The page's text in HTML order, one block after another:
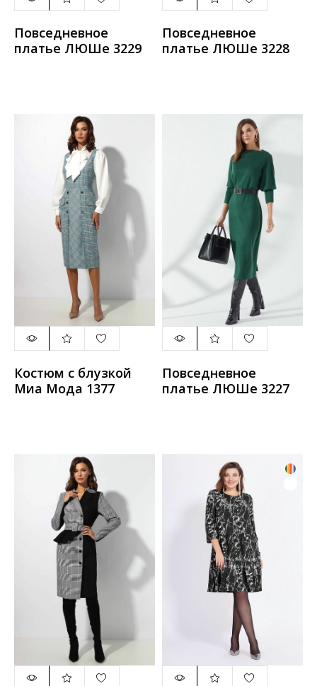
Повседневное
платье ЛЮШе 3229
Повседневное
платье ЛЮШе 3228
Костюм с блузкой
Миа Мода 1377
Повседневное
платье ЛЮШе 3227